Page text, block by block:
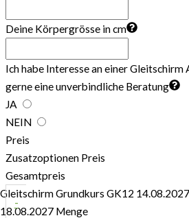
Deine Körpergrösse in cm
Ich habe Interesse an einer
gerne eine unverbindliche Beratung
JA
NEIN
Preis
Zusatzoptionen Preis
Gesamtpreis
-
Gleitschirm Grundkurs GK12
18.08.2027 Menge